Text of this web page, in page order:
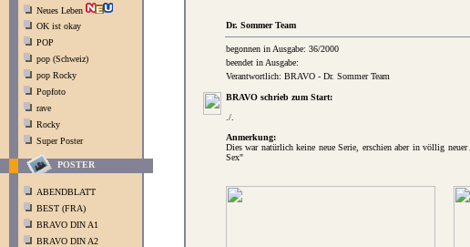
Neues Leben
OK ist okay
POP
pop (Schweiz)
pop Rocky
Popfoto
rave
Rocky
Super Poster
POSTER
ABENDBLATT
BEST (FRA)
BRAVO DIN A1
BRAVO DIN A2
Dr. Sommer Team
begonnen in Ausgabe: 36/2000
beendet in Ausgabe:
Verantwortlich: BRAVO - Dr. Sommer Team
BRAVO schrieb zum Start:
./.
Anmerkung:
Dies war natürlich keine neue Serie, erschien aber in völlig
Sex"